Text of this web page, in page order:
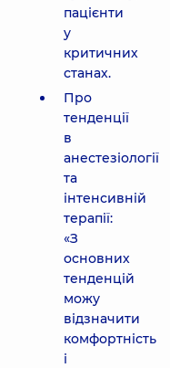
пацієнти
у
критичних
станах.
Про
тенденції
в
анестезіології
та
інтенсивній
терапії:
«З
основних
тенденцій
можу
відзначити
комфортність
і